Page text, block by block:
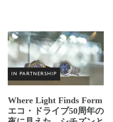
IN PARTNERSHIP
Where Light Finds Form
エコ・ドライブ50周年の